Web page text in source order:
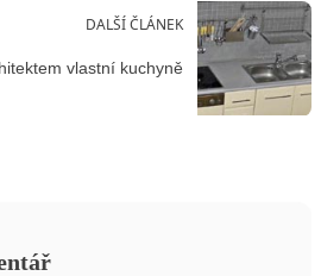
DALŠÍ ČLÁNEK
vlastní kuchyně